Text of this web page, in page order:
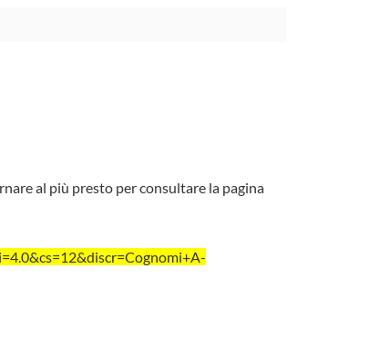
al più presto per consultare la pagina